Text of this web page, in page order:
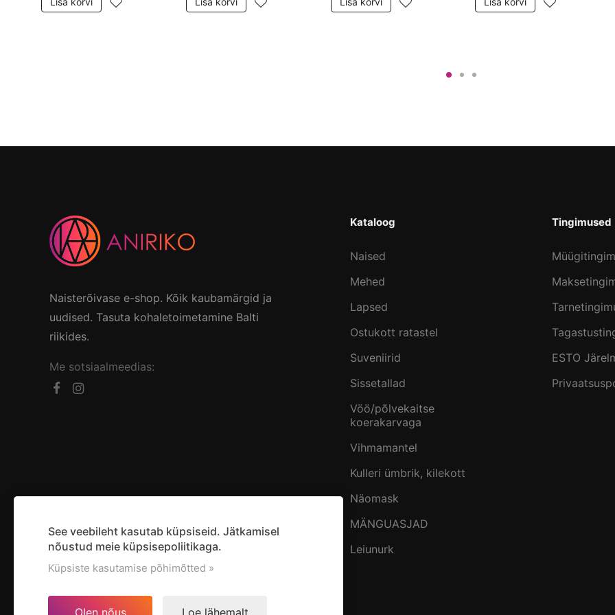
Naisterõivase e-shop. Kõik kaubamärgid ja
uudised. Tasuta kohaletoimetamine Balti
riikides.
Me sotsiaalmeedias:
Kataloog
Naised
Mehed
Lapsed
Ostukott ratastel
Suveniirid
Sissetallad
Vöö/põlvekaitse
koerakarvaga
Vihmamantel
Kulleri ümbrik, kilekott
Näomask
MÄNGUASJAD
Leiunurk
Tingimused
ESTO
See veebileht kasutab küpsiseid. Jätkamisel
nõustud meie küpsisepoliitikaga.
Küpsiste kasutamise põhimõtted »
Olen nõus Loe lähemalt